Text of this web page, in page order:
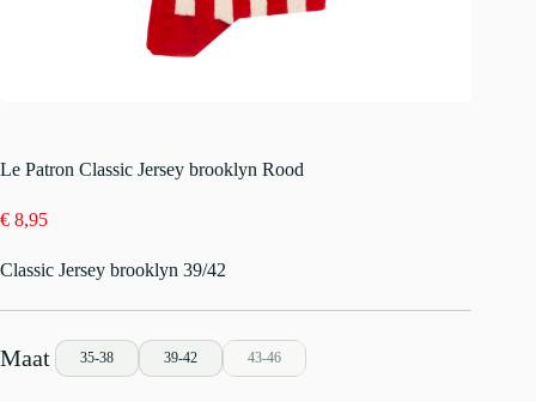
Le Patron Classic Jersey brooklyn Rood
€ 8,95
Classic Jersey brooklyn 39/42
35-38 39-42 43-46